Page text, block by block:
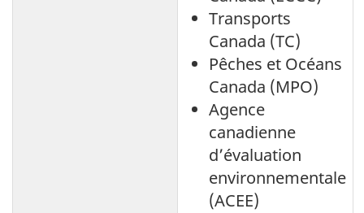
Transports
Canada (TC)
Pêches et Océans
Canada (MPO)
Agence
canadienne
d’évaluation
environnementale
(ACEE)